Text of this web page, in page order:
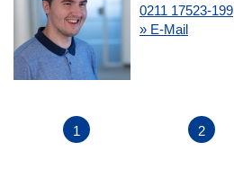
0211 17523-199
» E-Mail